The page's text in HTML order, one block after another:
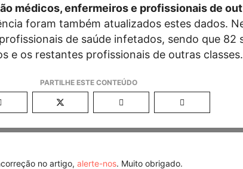
médicos, enfermeiros e profissionais de
foram também atualizados estes dados.
de saúde infetados, sendo que 82
e os restantes profissionais de outras classes.
no artigo,alerte-nos. Muito obrigado.